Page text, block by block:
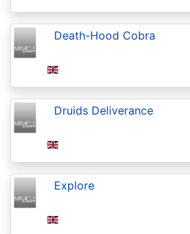
Darksteel
Dissension
Dominaria
Dominaria
Remastered
Dominaria
Remastered:
Extras
Dominaria
Death-Hood Cobra
Druids Deliverance
Explore